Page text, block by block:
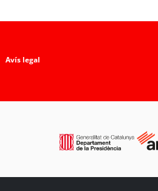
Avís legal